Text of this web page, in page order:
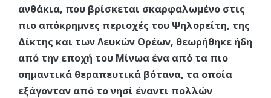
ανθάκια, που βρίσκεται σκαρφαλωμένο στις
πιο απόκρημνες περιοχές του Ψηλορείτη, της
Δίκτης και των Λευκών Ορέων, θεωρήθηκε ήδη
από την εποχή του Μίνωα ένα από τα πιο
σημαντικά θεραπευτικά βότανα, τα οποία
εξάγονταν από το νησί έναντι πολλών